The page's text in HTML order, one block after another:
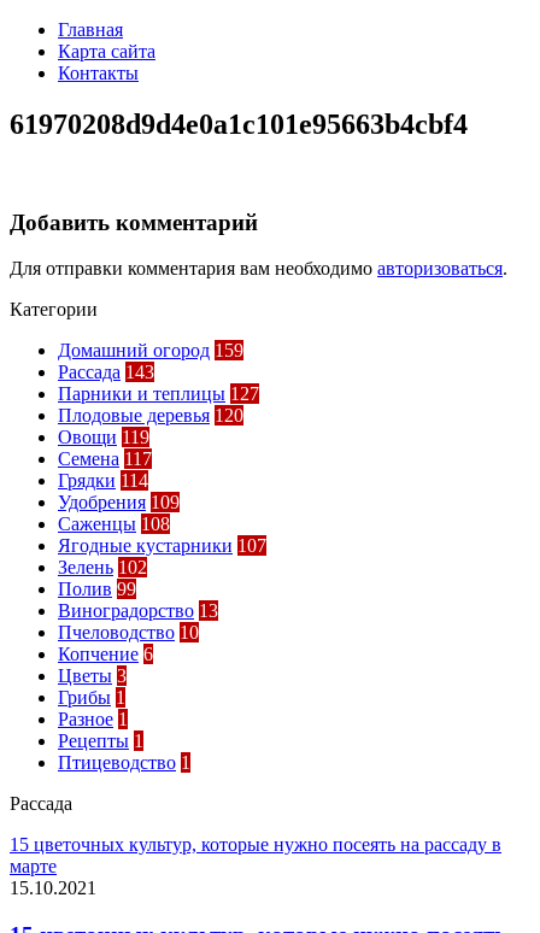
Главная
Карта сайта
Контакты
61970208d9d4e0a1c101e95663b4cbf4
Добавить комментарий
Для отправки комментария вам необходимо авторизоваться.
Категории
Домашний огород 159
Рассада 143
Парники и теплицы 127
Плодовые деревья 120
Овощи 119
Семена 117
Грядки 114
Удобрения 109
Саженцы 108
Ягодные кустарники 107
Зелень 102
Полив 99
Виноградорство 13
Пчеловодство 10
Копчение 6
Цветы 3
Грибы 1
Разное 1
Рецепты 1
Птицеводство 1
Рассада
15 цветочных культур, которые нужно посеять на рассаду в
марте
15.10.2021